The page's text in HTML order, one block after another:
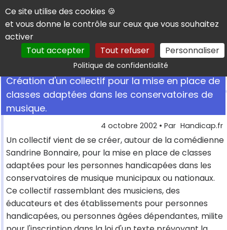
Panneau de gestion des cookies
Ce site utilise des cookies 🍪
et vous donne le contrôle sur ceux que vous souhaitez
activer
Tout accepter
Tout refuser Personnaliser
Politique de confidentialitéRechercher
Création d'un collectif pour la mise en place de
classes adaptées dans les conservatoires de
musique.
4 octobre 2002 • Par Handicap.fr
Un collectif vient de se créer, autour de la comédienne
Sandrine Bonnaire, pour la mise en place de classes
adaptées pour les personnes handicapées dans les
conservatoires de musique municipaux ou nationaux.
Ce collectif rassemblant des musiciens, des
éducateurs et des établissements pour personnes
handicapées, ou personnes âgées dépendantes, milite